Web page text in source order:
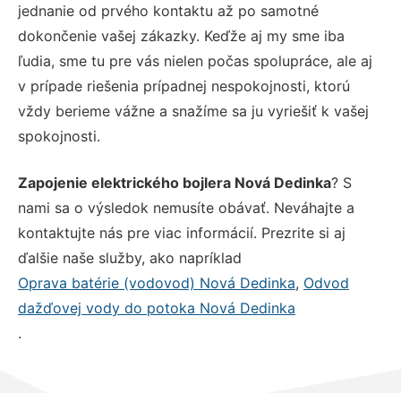
jednanie od prvého kontaktu až po samotné
dokončenie vašej zákazky. Keďže aj my sme iba
ľudia, sme tu pre vás nielen počas spolupráce, ale aj
v prípade riešenia prípadnej nespokojnosti, ktorú
vždy berieme vážne a snažíme sa ju vyriešiť k vašej
spokojnosti.
Zapojenie elektrického bojlera Nová Dedinka? S
nami sa o výsledok nemusíte obávať. Neváhajte a
kontaktujte nás pre viac informácií. Prezrite si aj
ďalšie naše služby, ako napríklad
Oprava batérie (vodovod) Nová Dedinka, Odvod
dažďovej vody do potoka Nová Dedinka
.